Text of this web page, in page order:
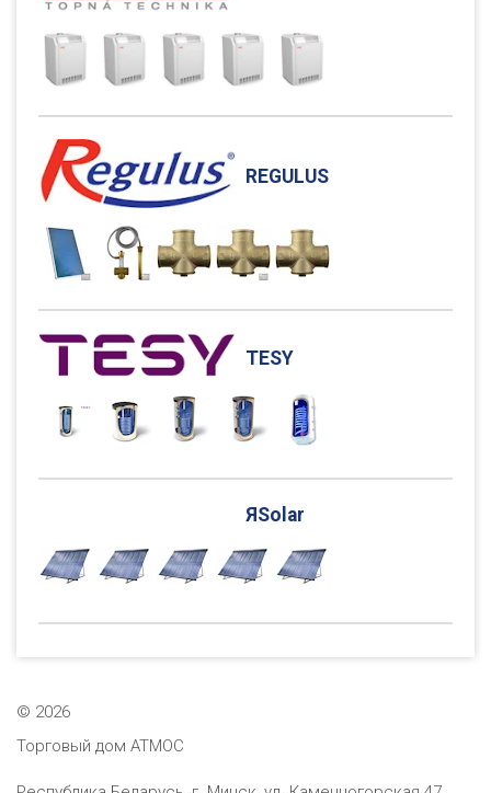
REGULUS
TESY
ЯSolar
© 2026
Торговый дом АТМОС